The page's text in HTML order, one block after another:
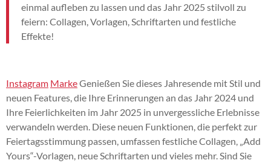
einmal aufleben zu lassen und das Jahr 2025 stilvoll zu
feiern: Collagen, Vorlagen, Schriftarten und festliche
Effekte!
Instagram MarkeGenießen Sie dieses Jahresende mit Stil und
neuen Features, die Ihre Erinnerungen an das Jahr 2024 und
Ihre Feierlichkeiten im Jahr 2025 in unvergessliche Erlebnisse
verwandeln werden. Diese neuen Funktionen, die perfekt zur
Feiertagsstimmung passen, umfassen festliche Collagen, „Add
Yours“-Vorlagen, neue Schriftarten und vieles mehr. Sind Sie